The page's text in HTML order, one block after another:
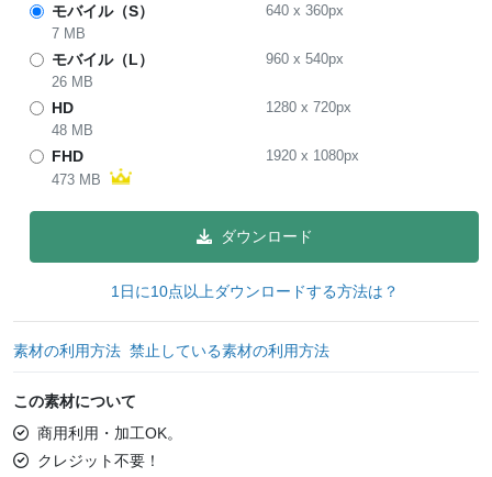
モバイル（S） 640x 360px
7 MB
モバイル（L） 960x 540px
26 MB
HD 1280x 720px
48 MB
FHD 1920x 1080px
473 MB
ダウンロード
1日に10点以上ダウンロードする方法は？
素材の利用方法 禁止している素材の利用方法
この素材について
商用利用・加工OK。
クレジット不要！